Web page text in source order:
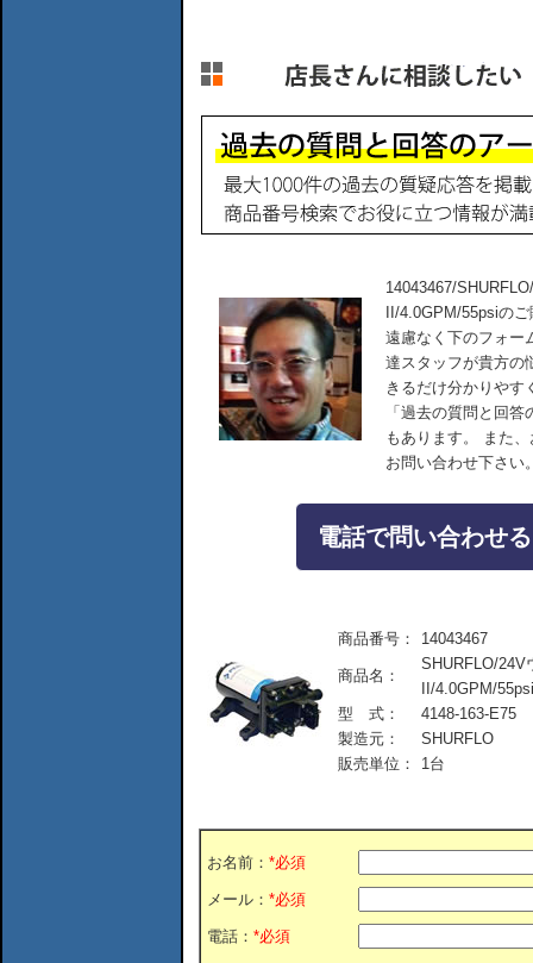
14043467/
II/4.0GPM/55psiの
遠慮なく下のフォー
達スタッフが貴方の
きるだけ分かりやす
「過去の質問と回
もあります。 また
お問い合わせ下さい
電話で問い合わせ
商品番号： 14043467
商品名：
SHURFLO/24V
II/4.0GPM/55psi
型 式：
4148-163-E75
製造元：
SHURFLO
販売単位：
1台
お名前： *必須
メール： *必須
電話： *必須